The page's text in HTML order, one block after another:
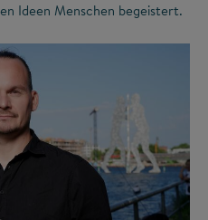
Ideen Menschen begeistert.